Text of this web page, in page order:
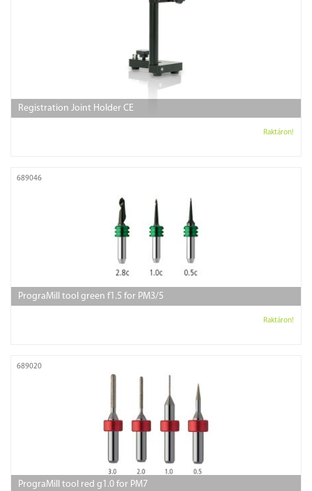
Registration Joint Holder CE
Raktáron!
689046
PrograMill tool green f1.5 for PM3/5
Raktáron!
689020
PrograMill tool red g1.0 for PM7